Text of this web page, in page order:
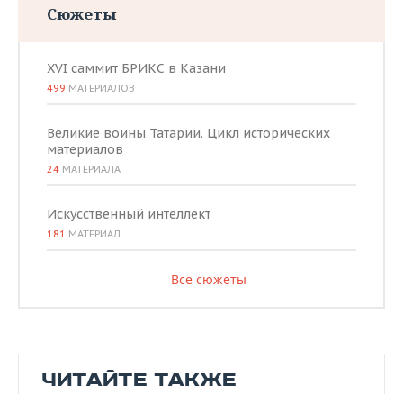
Сюжеты
XVI саммит БРИКС в Казани
499 МАТЕРИАЛОВ
Великие воины Татарии. Цикл исторических
материалов
24 МАТЕРИАЛА
Искусственный интеллект
181 МАТЕРИАЛ
Все сюжеты
ЧИТАЙТЕ ТАКЖЕ